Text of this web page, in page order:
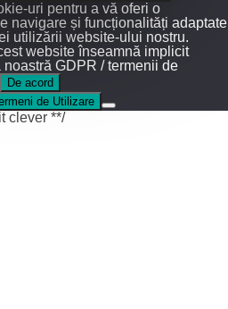
uri pentru a vă oferi o
navigare și funcționalități adaptate
utilizării website-ului nostru.
website înseamnă implicit
GDPR / termenii de
De acord
de Utilizare
clever **/